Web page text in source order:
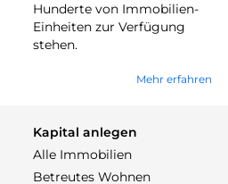
Hunderte von Immobilien-
Einheiten zur Verfügung
stehen.
Mehr erfahren
Kapital anlegen
Alle Immobilien
Betreutes Wohnen